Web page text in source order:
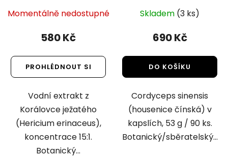
Momentálně nedostupné
580 Kč
PROHLÉDNOUT SI
Vodní extrakt z
Korálovce ježatého
(Hericium erinaceus),
koncentrace 15:1.
Botanický...
MycoMedica
Skladem (3 ks)
690 Kč
DO KOŠÍKU
Cordyceps sinensis
(housenice čínská) v
kapslích, 53 g / 90 ks.
Botanický/sběratelský...